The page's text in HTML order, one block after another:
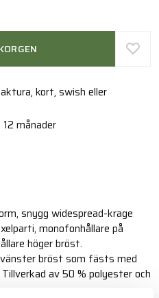
kort, swish eller
månader
snygg widespread-krage
monofonhållare på
höger bröst.
bröst som fästs med
av 50 % polyester och